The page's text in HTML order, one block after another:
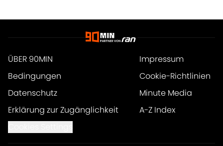
ÜBER 90MIN
Impressum
Bedingungen
Cookie-Richtlinien
Datenschutz
Minute Media
Erklärung zur Zugänglichkeit
A-Z Index